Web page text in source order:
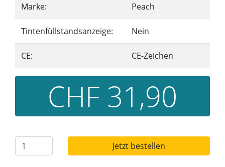
Marke: Peach
Tintenfüllstandsanzeige: Nein
CE: CE-Zeichen
CHF 31,90
Jetzt bestellen